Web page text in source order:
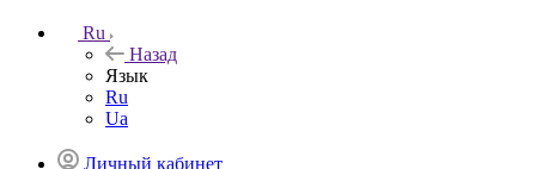
Ru
Назад
Язык
Ru
Ua
Личный кабинет